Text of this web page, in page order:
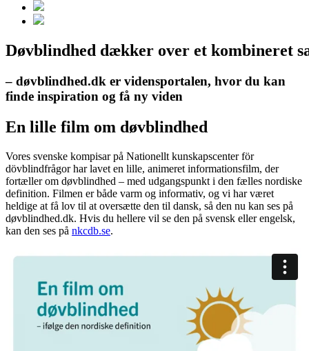
Døvblindhed dækker over et kombineret
– døvblindhed.dk er vidensportalen, hvor du kan
finde inspiration og få ny viden
En lille film om døvblindhed
Vores svenske kompisar på Nationellt kunskapscenter för
dövblindfrågor har lavet en lille, animeret informationsfilm, der
fortæller om døvblindhed – med udgangspunkt i den fælles nordiske
definition. Filmen er både varm og informativ, og vi har været
heldige at få lov til at oversætte den til dansk, så den nu kan ses på
døvblindhed.dk. Hvis du hellere vil se den på svensk eller engelsk,
kan den ses på nkcdb.se.